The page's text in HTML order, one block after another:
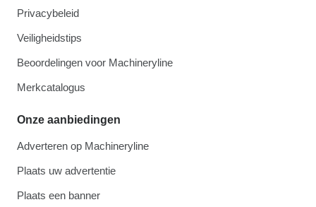
Privacybeleid
Veiligheidstips
Beoordelingen voor Machineryline
Merkcatalogus
Onze aanbiedingen
Adverteren op Machineryline
Plaats uw advertentie
Plaats een banner